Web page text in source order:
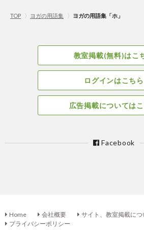
TOP 〉 ヨガの用語集 〉 ヨガの用語集「ホ」
教室掲載(無料)はこ
ログインはこちら
広告掲載については
Facebook
Home 会社概要
サイト、教室掲載に
プライバシーポリシー